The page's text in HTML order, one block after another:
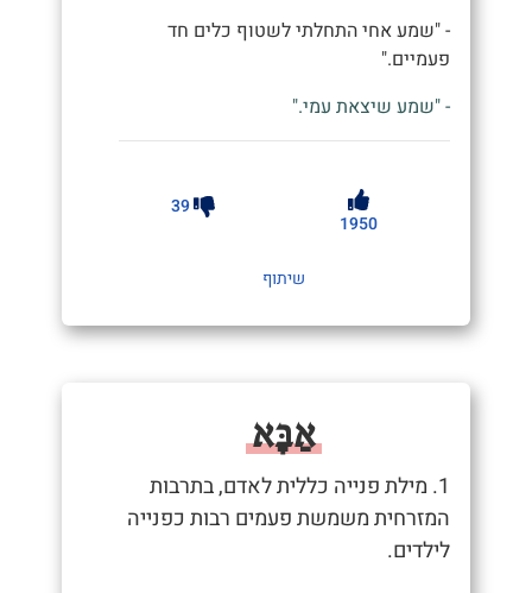
- "שמע אחי התחלתי לשטוף כלים חד
פעמיים."
- "שמע שיצאת עמי."
1950
39
שיתוף
אַבָּא
1. מילת פנייה כללית לאדם, בתרבות
המזרחית משמשת פעמים רבות כפנייה
לילדים.